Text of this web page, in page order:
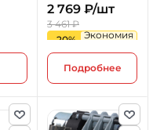
2 769 ₽/шт
3 461 ₽
-20%
Экономия
Подробнее